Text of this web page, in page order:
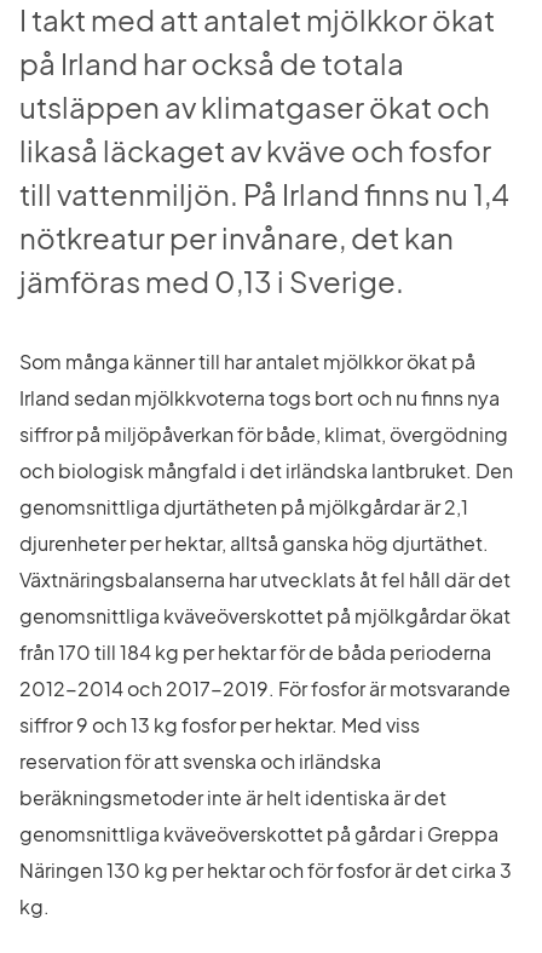
I takt med att antalet mjölkkor ökat
på Irland har också de totala
utsläppen av klimatgaser ökat och
likaså läckaget av kväve och fosfor
till vattenmiljön. På Irland finns nu 1,4
nötkreatur per invånare, det kan
jämföras med 0,13 i Sverige.
Som många känner till har antalet mjölkkor ökat på
Irland sedan mjölkkvoterna togs bort och nu finns nya
siffror på miljöpåverkan för både, klimat, övergödning
och biologisk mångfald i det irländska lantbruket. Den
genomsnittliga djurtätheten på mjölkgårdar är 2,1
djurenheter per hektar, alltså ganska hög djurtäthet.
Växtnäringsbalanserna har utvecklats åt fel håll där det
genomsnittliga kväveöverskottet på mjölkgårdar ökat
från 170 till 184 kg per hektar för de båda perioderna
2012-2014 och 2017-2019. För fosfor är motsvarande
siffror 9 och 13 kg fosfor per hektar. Med viss
reservation för att svenska och irländska
beräkningsmetoder inte är helt identiska är det
genomsnittliga kväveöverskottet på gårdar i Greppa
Näringen 130 kg per hektar och för fosfor är det cirka 3
kg.